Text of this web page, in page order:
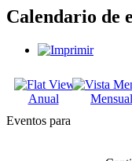
Calendario de
Anual Mensual
Eventos para